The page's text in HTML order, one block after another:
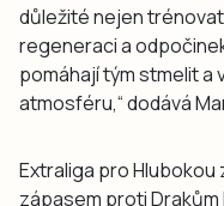
důležité nejen
regeneraci a
pomáhají tým stmelit a
atmosféru,“ dodává
Extraliga pro Hlubokou
zápasem proti Drakům